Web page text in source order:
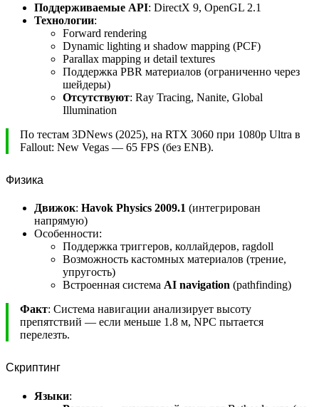
Поддерживаемые API: DirectX 9, OpenGL 2.1
Технологии:
Forward rendering
Dynamic lighting и shadow mapping (PCF)
Parallax mapping и detail textures
Поддержка PBR материалов (ограниченно через
шейдеры)
Отсутствуют: Ray Tracing, Nanite, Global
Illumination
По тестам 3DNews (2025), на RTX 3060 при 1080p Ultra в
Fallout: New Vegas — 65 FPS (без ENB).
Физика
Движок: Havok Physics 2009.1 (интегрирован
напрямую)
Особенности:
Поддержка триггеров, коллайдеров, ragdoll
Возможность кастомных материалов (трение,
упругость)
Встроенная система AI navigation (pathfinding)
Факт: Система навигации анализирует высоту
препятствий — если меньше 1.8 м, NPC пытается
перелезть.
Скриптинг
Языки: